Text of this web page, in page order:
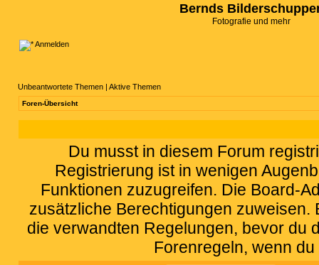
Bernds
Fotografie und mehr
Anmelden
Unbeantwortete Themen | Aktive Themen
Foren-Übersicht
Du musst in diesem Forum
Registrierung ist in wenigen
Funktionen zuzugreifen. Die Board-
zusätzliche Berechtigungen
die verwandten Regelungen, bevor du
Forenregeln, wenn